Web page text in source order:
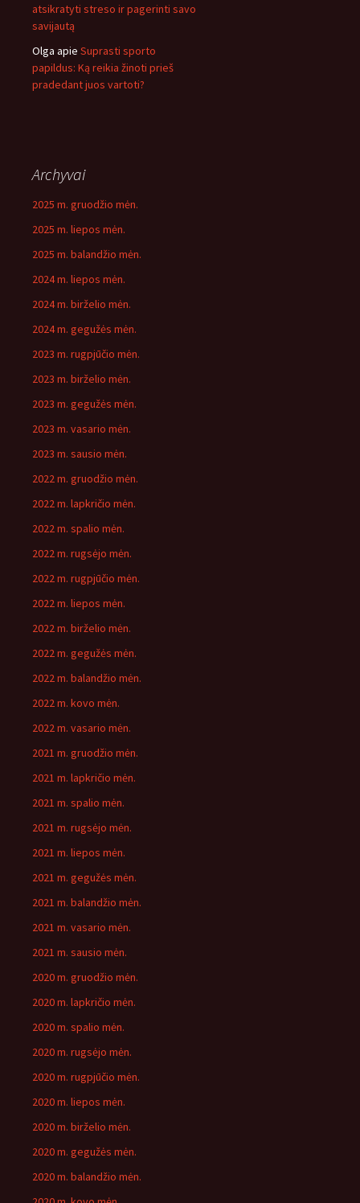
atsikratyti streso ir pagerinti savo
savijautą
Olga apie Suprasti sporto
papildus: Ką reikia žinoti prieš
pradedant juos vartoti?
Archyvai
2025 m. gruodžio mėn.
2025 m. liepos mėn.
2025 m. balandžio mėn.
2024 m. liepos mėn.
2024 m. birželio mėn.
2024 m. gegužės mėn.
2023 m. rugpjūčio mėn.
2023 m. birželio mėn.
2023 m. gegužės mėn.
2023 m. vasario mėn.
2023 m. sausio mėn.
2022 m. gruodžio mėn.
2022 m. lapkričio mėn.
2022 m. spalio mėn.
2022 m. rugsėjo mėn.
2022 m. rugpjūčio mėn.
2022 m. liepos mėn.
2022 m. birželio mėn.
2022 m. gegužės mėn.
2022 m. balandžio mėn.
2022 m. kovo mėn.
2022 m. vasario mėn.
2021 m. gruodžio mėn.
2021 m. lapkričio mėn.
2021 m. spalio mėn.
2021 m. rugsėjo mėn.
2021 m. liepos mėn.
2021 m. gegužės mėn.
2021 m. balandžio mėn.
2021 m. vasario mėn.
2021 m. sausio mėn.
2020 m. gruodžio mėn.
2020 m. lapkričio mėn.
2020 m. spalio mėn.
2020 m. rugsėjo mėn.
2020 m. rugpjūčio mėn.
2020 m. liepos mėn.
2020 m. birželio mėn.
2020 m. gegužės mėn.
2020 m. balandžio mėn.